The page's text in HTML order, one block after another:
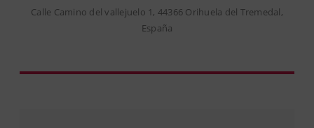
Calle Camino del vallejuelo 1, 44366 Orihuela del Tremedal,
España